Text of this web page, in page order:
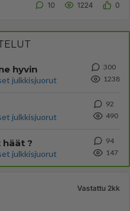
10 1224 0
hyvin
julkkisjuorut
300
1238
julkkisjuorut
92
490
?
julkkisjuorut
94
147
Vastattu 2kk